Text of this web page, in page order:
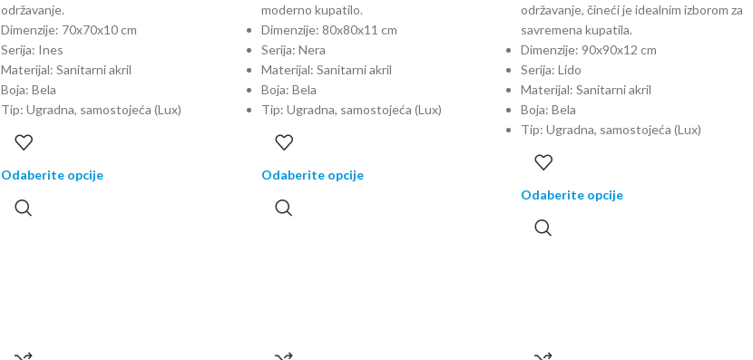
održavanje.
Dimenzije: 70x70x10 cm
Serija: Ines
Materijal: Sanitarni akril
Boja: Bela
Tip: Ugradna, samostojeća (Lux)
Odaberite opcije
moderno kupatilo.
Dimenzije: 80x80x11 cm
Serija: Nera
Materijal: Sanitarni akril
Boja: Bela
Tip: Ugradna, samostojeća (Lux)
Odaberite opcije
održavanje, čineći je idealnim izborom za
savremena kupatila.
Dimenzije: 90x90x12 cm
Serija: Lido
Materijal: Sanitarni akril
Boja: Bela
Tip: Ugradna, samostojeća (Lux)
Odaberite opcije